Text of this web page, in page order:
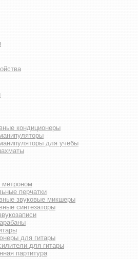
кондиционеры
для учебы
метроном
перчатки
звуковые микшеры
синтезаторы
для гитары
для гитары
партитура